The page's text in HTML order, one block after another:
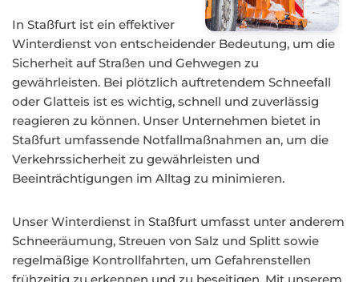
In Staßfurt ist ein effektiver
Winterdienst von entscheidender Bedeutung, um die
Sicherheit auf Straßen und Gehwegen zu
gewährleisten. Bei plötzlich auftretendem Schneefall
oder Glatteis ist es wichtig, schnell und zuverlässig
reagieren zu können. Unser Unternehmen bietet in
Staßfurt umfassende Notfallmaßnahmen an, um die
Verkehrssicherheit zu gewährleisten und
Beeinträchtigungen im Alltag zu minimieren.
Unser Winterdienst in Staßfurt umfasst unter anderem
Schneeräumung, Streuen von Salz und Splitt sowie
regelmäßige Kontrollfahrten, um Gefahrenstellen